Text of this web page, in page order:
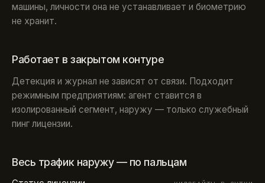
машины, личности она не устанавливает и биометрию
не хранит.
Работает в закрытом контуре
Детекция и журнал не зависят от связи. Подходит
режимным предприятиям: агент ставится в
изолированный сегмент, наружу — только служебный
пинг лицензии.
Весь трафик наружу — по пальцам